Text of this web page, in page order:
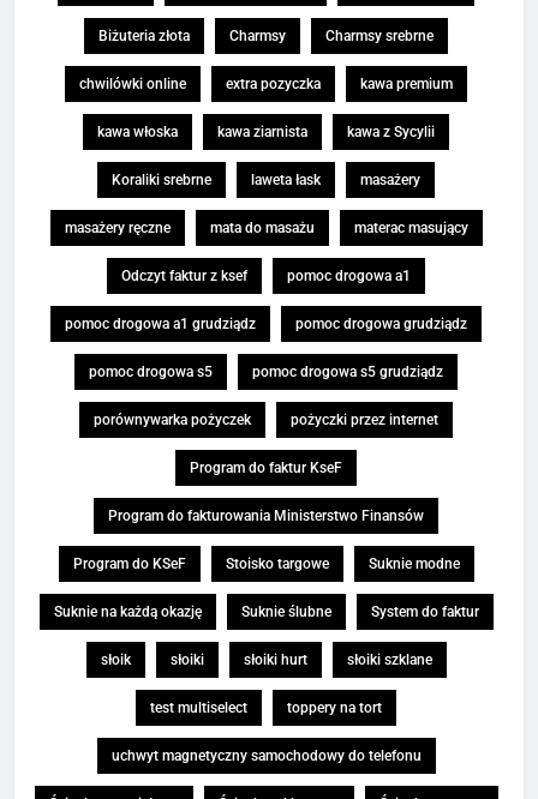
Biżuteria złota Charmsy Charmsy srebrne
chwilówki online extra pozyczka kawa premium
kawa włoska kawa ziarnista kawa z Sycylii
Koraliki srebrne laweta łask masażery
masażery ręczne mata do masażu materac masujący
Odczyt faktur z ksef pomoc drogowa a1
pomoc drogowa a1 grudziądz pomoc drogowa grudziądz
pomoc drogowa s5 pomoc drogowa s5 grudziądz
porównywarka pożyczek pożyczki przez internet
Program do faktur KseF
Program do fakturowania Ministerstwo Finansów
Program do KSeF Stoisko targowe Suknie modne
Suknie na każdą okazję Suknie ślubne System do faktur
słoik słoiki słoiki hurt słoiki szklane
test multiselect toppery na tort
uchwyt magnetyczny samochodowy do telefonu